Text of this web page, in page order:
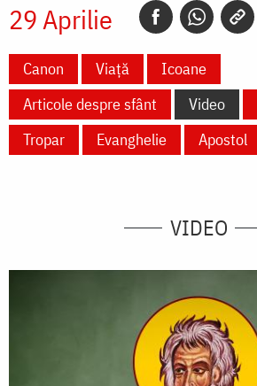
29 Aprilie
Canon Viață
Icoane
Articole despre sfânt
Video
Tropar
Evanghelie Apostol
VIDEO